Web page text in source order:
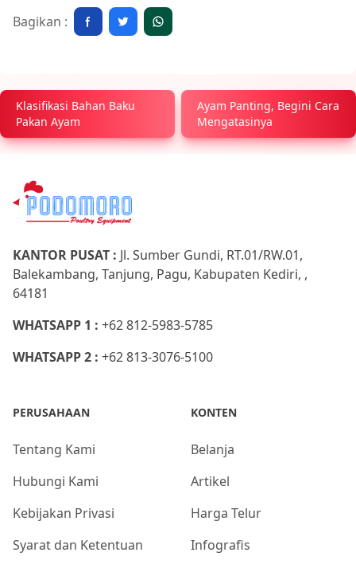
Bagikan :
Klasifikasi Bahan Baku
Pakan Ayam
Ayam Panting, Begini Cara
Mengatasinya
KANTOR PUSAT : Jl. Sumber Gundi, RT.01/RW.01,
Balekambang, Tanjung, Pagu, Kabupaten Kediri, ,
64181
WHATSAPP 1 : +62 812-5983-5785
WHATSAPP 2 : +62 813-3076-5100
PERUSAHAAN
Tentang Kami
Hubungi Kami
Kebijakan Privasi
Syarat dan Ketentuan
KONTEN
Belanja
Artikel
Harga Telur
Infografis